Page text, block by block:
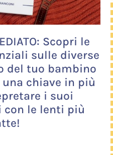
Scopri le
sulle diverse
del tuo bambino
chiave in più
i suoi
le lenti più